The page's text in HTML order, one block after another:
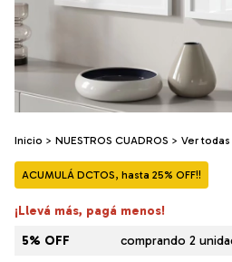
Inicio > NUESTROS CUADROS > Ver todas
ACUMULÁ DCTOS, hasta 25% OFF!!
¡Llevá más, pagá menos!
5% OFF
comprando 2